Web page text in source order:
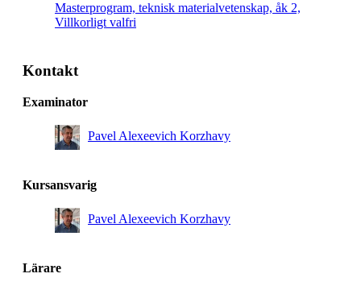
Masterprogram, teknisk materialvetenskap, åk 2,
Villkorligt valfri
Kontakt
Examinator
Pavel Alexeevich Korzhavy
Kursansvarig
Pavel Alexeevich Korzhavy
Lärare